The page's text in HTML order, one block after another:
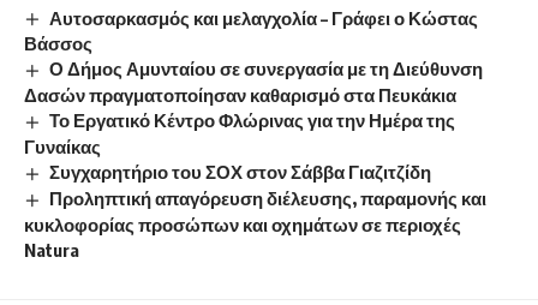
Αυτοσαρκασμός και μελαγχολία – Γράφει ο Κώστας
Βάσσος
Ο Δήμος Αμυνταίου σε συνεργασία με τη Διεύθυνση
Δασών πραγματοποίησαν καθαρισμό στα Πευκάκια
Το Εργατικό Κέντρο Φλώρινας για την Ημέρα της
Γυναίκας
Συγχαρητήριο του ΣΟΧ στον Σάββα Γιαζιτζίδη
Προληπτική απαγόρευση διέλευσης, παραμονής και
κυκλοφορίας προσώπων και οχημάτων σε περιοχές
Natura